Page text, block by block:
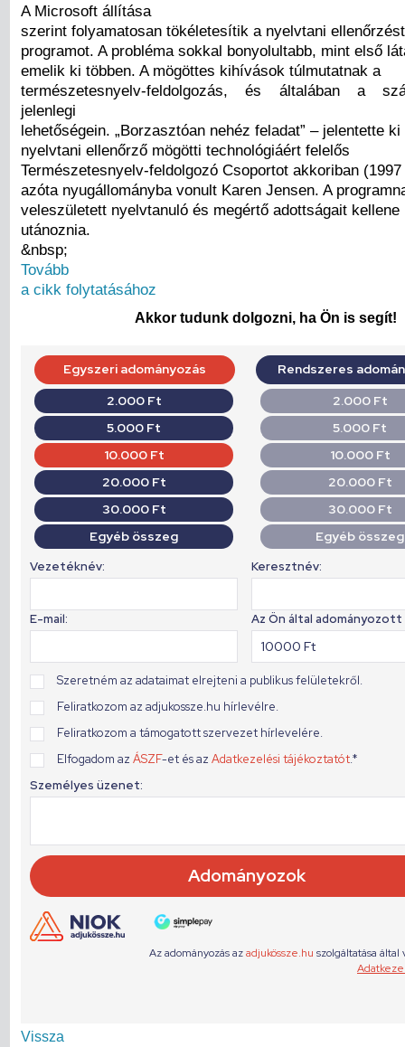
A Microsoft állítása
szerint folyamatosan tökéletesítik a nyelvtani
programot. A probléma sokkal bonyolultabb, mint első
emelik ki többen. A mögöttes kihívások túlmutatnak a
természetesnyelv-feldolgozás, és általában a
jelenlegi
lehetőségein. „Borzasztóan nehéz feladat” – jelentette
nyelvtani ellenőrző mögötti technológiáért felelős
Természetesnyelv-feldolgozó Csoportot akkoriban
azóta nyugállományba vonult Karen Jensen. A
veleszületett nyelvtanuló és megértő adottságait kellene
utánoznia.
&nbsp;
Tovább
a cikk folytatásához
Akkor tudunk dolgozni, ha Ön is segít!
Vissza